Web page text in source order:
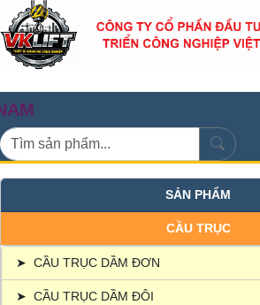
SẢN PHẨM
CẦU TRỤC
➤ CẦU TRỤC DẦM ĐƠN
➤ CẦU TRỤC DẦM ĐÔI